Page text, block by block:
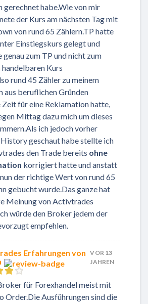
gerechnet habe.Wie von mir
der Kurs am nächsten Tag mit
von rund 65 Zählern.TP hatte
Einstiegskurs gelegt und
zum TP und nicht zum
Kurs
rund 45 Zähler zu meinem
aus beruflichen Gründen
für eine Reklamation hatte,
Mittag dazu mich um dieses
ich jedoch vorher
geschaut habe stellte ich
den Trade bereits ohne
korrigiert hatte und anstatt
der richtige Wert von rund 65
gebucht wurde.Das ganze hat
Meinung von Activtrades
würde den Broker jedem der
empfehlen.
Erfahrungen von
VOR 13
JAHREN
für Forexhandel meist mit
Order.Die Ausführungen sind die